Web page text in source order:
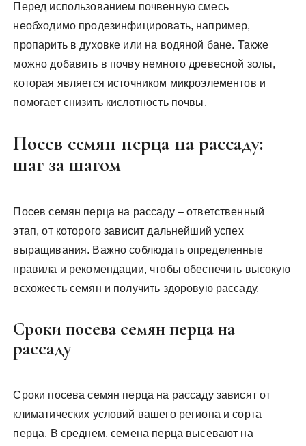
Перед использованием почвенную смесь
необходимо продезинфицировать, например,
пропарить в духовке или на водяной бане. Также
можно добавить в почву немного древесной золы,
которая является источником микроэлементов и
помогает снизить кислотность почвы.
Посев семян перца на рассаду:
шаг за шагом
Посев семян перца на рассаду – ответственный
этап, от которого зависит дальнейший успех
выращивания. Важно соблюдать определенные
правила и рекомендации, чтобы обеспечить высокую
всхожесть семян и получить здоровую рассаду.
Сроки посева семян перца на
рассаду
Сроки посева семян перца на рассаду зависят от
климатических условий вашего региона и сорта
перца. В среднем, семена перца высевают на